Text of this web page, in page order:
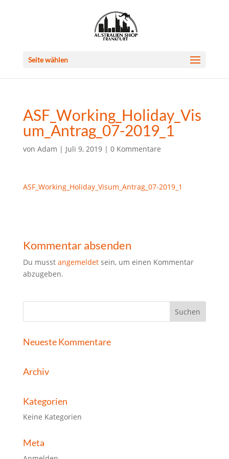
Seite wählen
ASF_Working_Holiday_Vis
um_Antrag_07-2019_1
von Adam | Juli 9, 2019| 0 Kommentare
ASF_Working_Holiday_Visum_Antrag_07-2019_1
Kommentar absenden
Du musst angemeldetsein, um einen Kommentar
abzugeben.
Neueste Kommentare
Archiv
Kategorien
Keine Kategorien
Meta